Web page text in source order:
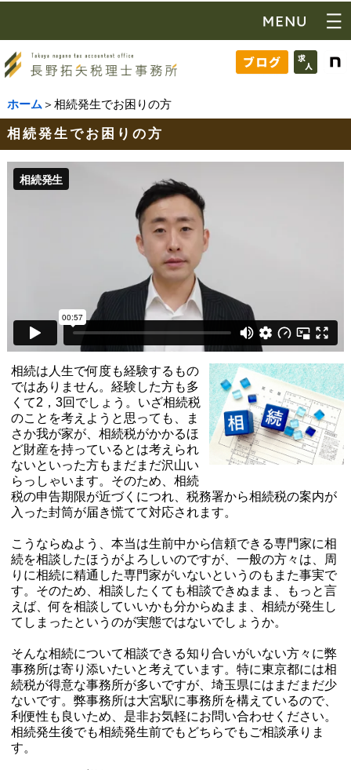
ホーム ＞相続発生でお困りの方
相続発生でお困りの方
相続は人生で何度も経験するもの
ではありません。経験した方も多
くて2，3回でしょう。いざ相続税
のことを考えようと思っても、ま
さか我が家が、相続税がかかるほ
ど財産を持っているとは考えられ
ないといった方もまだまだ沢山い
らっしゃいます。そのため、相続
税の申告期限が近づくにつれ、税務署から相続税の案内が
入った封筒が届き慌てて対応されます。
こうならぬよう、本当は生前中から信頼できる専門家に相
続を相談したほうがよろしいのですが、一般の方々は、周
りに相続に精通した専門家がいないというのもまた事実で
す。そのため、相談したくても相談できぬまま、もっと言
えば、何を相談していいかも分からぬまま、相続が発生し
てしまったというのが実態ではないでしょうか。
そんな相続について相談できる知り合いがいない方々に弊
事務所は寄り添いたいと考えています。特に東京都には相
続税が得意な事務所が多いですが、埼玉県にはまだまだ少
ないです。弊事務所は大宮駅に事務所を構えているので、
利便性も良いため、是非お気軽にお問い合わせください。
相続発生後でも相続発生前でもどちらでもご相談承りま
す。